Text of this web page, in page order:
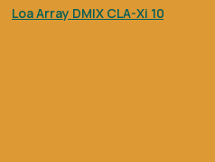
Loa Array DMIX CLA-Xi 10